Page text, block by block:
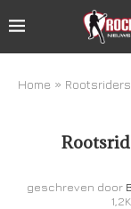
Home »
geschreven door
1,2K